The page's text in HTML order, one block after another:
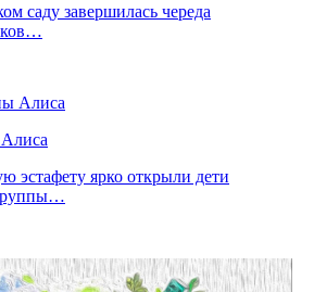
саду завершилась череда
эстафету ярко открыли дети